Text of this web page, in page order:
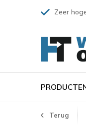
Zeer
Terug